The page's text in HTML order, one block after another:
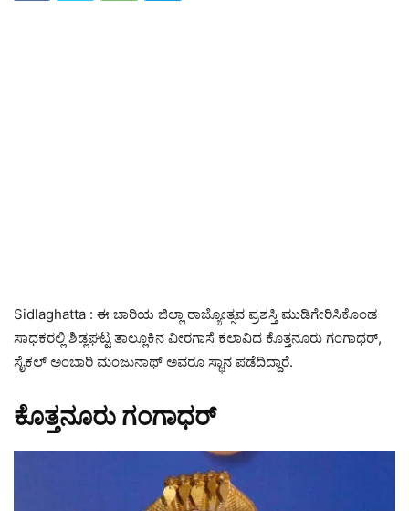
Sidlaghatta : ಈ ಬಾರಿಯ ಜಿಲ್ಲಾ ರಾಜ್ಯೋತ್ಸವ ಪ್ರಶಸ್ತಿ ಮುಡಿಗೇರಿಸಿಕೊಂಡ
ಸಾಧಕರಲ್ಲಿ ಶಿಡ್ಲಘಟ್ಟ ತಾಲ್ಲೂಕಿನ ವೀರಗಾಸೆ ಕಲಾವಿದ ಕೊತ್ತನೂರು ಗಂಗಾಧರ್,
ಸೈಕಲ್ ಅಂಬಾರಿ ಮಂಜುನಾಥ್ ಅವರೂ ಸ್ಥಾನ ಪಡೆದಿದ್ದಾರೆ.
ಕೊತ್ತನೂರು ಗಂಗಾಧರ್